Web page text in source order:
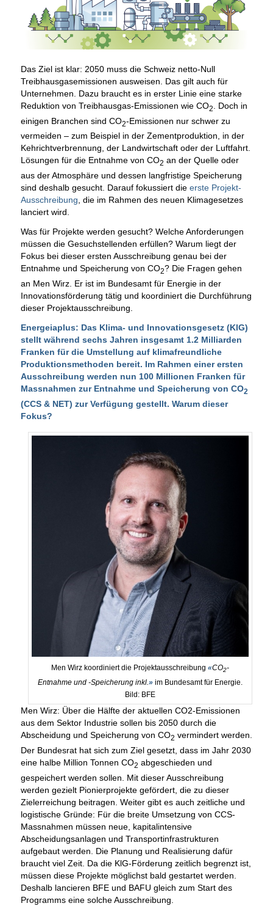
Das Ziel ist klar: 2050 muss die Schweiz netto-Null
Treibhausgasemissionen ausweisen. Das gilt auch für
Unternehmen. Dazu braucht es in erster Linie eine starke
Reduktion von Treibhausgas-Emissionen wie CO2
. Doch in
einigen Branchen sind CO2-Emissionen nur schwer zu
vermeiden – zum Beispiel in der Zementproduktion, in der
Kehrichtverbrennung, der Landwirtschaft oder der Luftfahrt.
Lösungen für die Entnahme von CO2 an der Quelle oder
aus der Atmosphäre und dessen langfristige Speicherung
sind deshalb gesucht. Darauf fokussiert die erste Projekt-
Ausschreibung, die im Rahmen des neuen Klimagesetzes
lanciert wird.
Was für Projekte werden gesucht? Welche Anforderungen
müssen die Gesuchstellenden erfüllen? Warum liegt der
Fokus bei dieser ersten Ausschreibung genau bei der
Entnahme und Speicherung von CO2? Die Fragen gehen
an Men Wirz. Er ist im Bundesamt für Energie in der
Innovationsförderung tätig und koordiniert die Durchführung
dieser Projektausschreibung.
Energeiaplus: Das Klima- und Innovationsgesetz (KlG)
stellt während sechs Jahren insgesamt 1.2 Milliarden
Franken für die Umstellung auf klimafreundliche
Produktionsmethoden bereit. Im Rahmen einer ersten
Ausschreibung werden nun 100 Millionen Franken für
Massnahmen zur Entnahme und Speicherung von CO2
(CCS & NET) zur Verfügung gestellt. Warum dieser
Fokus?
Men Wirz koordiniert die Projektausschreibung«CO2-
Entnahme und -Speicherung inkl.» im Bundesamt für Energie.
Bild: BFE
Men Wirz: Über die Hälfte der aktuellen CO2-Emissionen
aus dem Sektor Industrie sollen bis 2050 durch die
Abscheidung und Speicherung von CO2 vermindert werden.
Der Bundesrat hat sich zum Ziel gesetzt, dass im Jahr 2030
eine halbe Million Tonnen CO2 abgeschieden und
gespeichert werden sollen. Mit dieser Ausschreibung
werden gezielt Pionierprojekte gefördert, die zu dieser
Zielerreichung beitragen. Weiter gibt es auch zeitliche und
logistische Gründe: Für die breite Umsetzung von CCS-
Massnahmen müssen neue, kapitalintensive
Abscheidungsanlagen und Transportinfrastrukturen
aufgebaut werden. Die Planung und Realisierung dafür
braucht viel Zeit. Da die KlG-Förderung zeitlich begrenzt ist,
müssen diese Projekte möglichst bald gestartet werden.
Deshalb lancieren BFE und BAFU gleich zum Start des
Programms eine solche Ausschreibung.